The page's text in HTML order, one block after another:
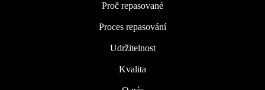
Proč repasované
Proces repasování
Udržitelnost
Kvalita